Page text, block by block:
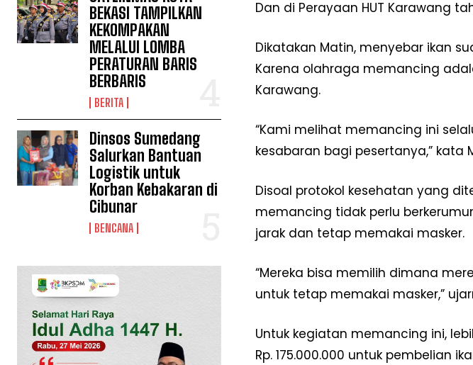
BEKASI TAMPILKAN
KEKOMPAKAN
MELALUI LOMBA
PERATURAN BARIS
BERBARIS
BERITA
Dinsos Sumedang
Salurkan Bantuan
Logistik untuk
Korban Kebakaran di
Cibunar
BENCANA
Dan di Perayaan HUT Karawang
Dikatakan Matin, menyebar ikan
Karena olahraga memancing
Karawang.
“Kami melihat memancing ini
kesabaran bagi pesertanya,” kata
Disoal protokol kesehatan yang
memancing tidak perlu
jarak dan tetap memakai masker.
“Mereka bisa memilih dimana
untuk tetap memakai masker,”
Untuk kegiatan memancing ini,
Rp. 175.000.000 untuk pembelian